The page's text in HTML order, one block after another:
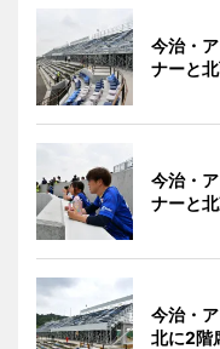
今治・
ナーと
今治・
ナーと
今治・
北に2階